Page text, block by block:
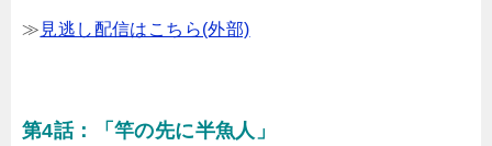
≫ 見逃し配信はこちら(外部)
第4話：「竿の先に半魚人」